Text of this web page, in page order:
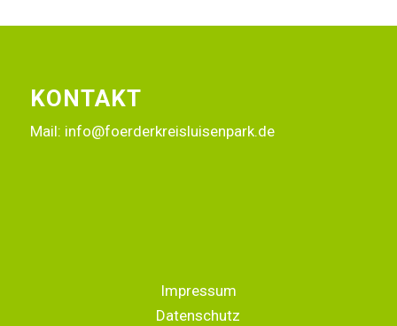
KONTAKT
Mail: info@foerderkreisluisenpark.de
Impressum
Datenschutz